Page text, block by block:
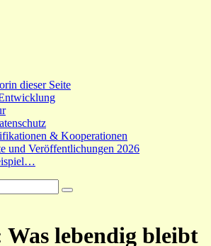
dieser Seite
& Kooperationen
und Veröffentlichungen 2026
Was lebendig bleibt